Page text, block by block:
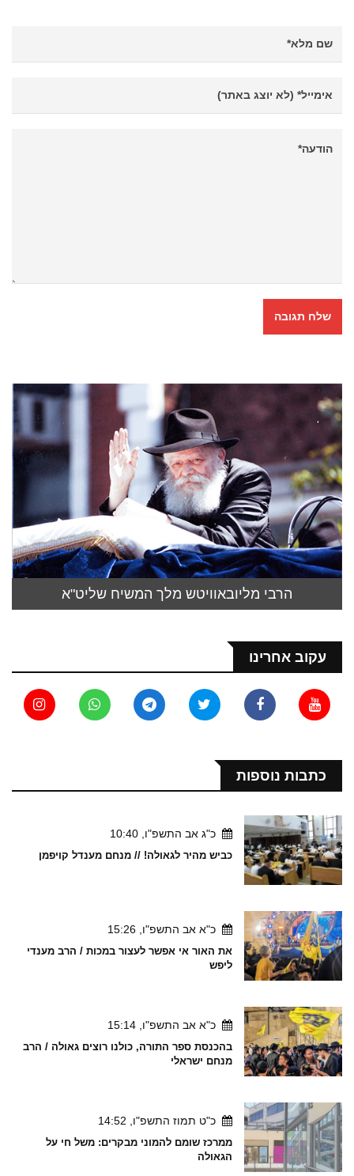
הרבי מליובאוויטש מלך המשיח שליט"א
עקוב אחרינו
כתבות נוספות
כ"ג אב התשפ"ו, 10:40
כביש מהיר לגאולה! // מנחם מענדל קויפמן
כ"א אב התשפ"ו, 15:26
את האור אי אפשר לעצור במכות / הרב מענדי
ליפש
כ"א אב התשפ"ו, 15:14
בהכנסת ספר התורה, כולנו רוצים גאולה / הרב
מנחם ישראלי
כ"ט תמוז התשפ"ו, 14:52
ממרכז שומם להמוני מבקרים: משל חי על
הגאולה